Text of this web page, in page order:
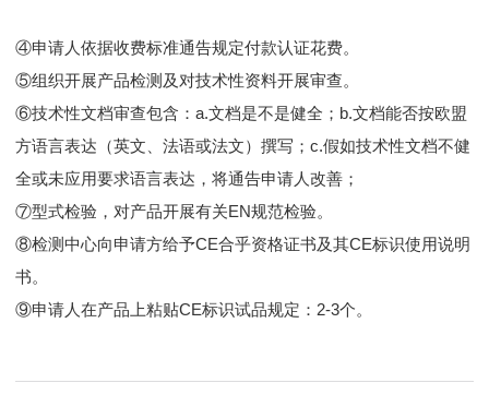
④申请人依据收费标准通告规定付款认证花费。
⑤组织开展产品检测及对技术性资料开展审查。
⑥技术性文档审查包含：a.文档是不是健全；b.文档能否按欧盟
方语言表达（英文、法语或法文）撰写；c.假如技术性文档不健
全或未应用要求语言表达，将通告申请人改善；
⑦型式检验，对产品开展有关EN规范检验。
⑧检测中心向申请方给予CE合乎资格证书及其CE标识使用说明
书。
⑨申请人在产品上粘贴CE标识试品规定：2-3个。